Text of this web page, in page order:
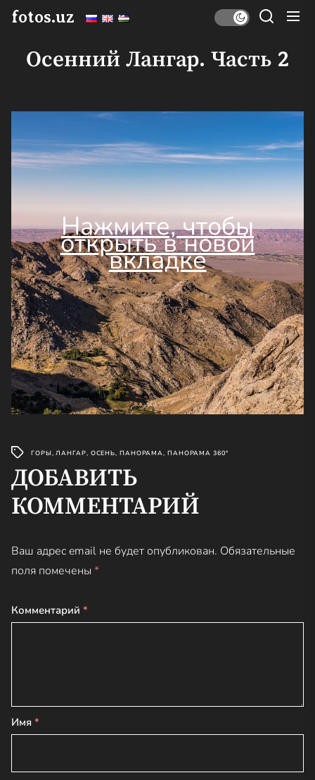
Перейти
fotos.uz
Осенний Лангар. Часть 2
Нажмите, чтобы
открыть в новой
вкладке
ГОРЫ,ЛАНГАР, ОСЕНЬ, ПАНОРАМА, ПАНОРАМА 360°
ДОБАВИТЬ
КОММЕНТАРИЙ
Ваш адрес email не будет опубликован. Обязательные
поля помечены *
Комментарий *
Имя *